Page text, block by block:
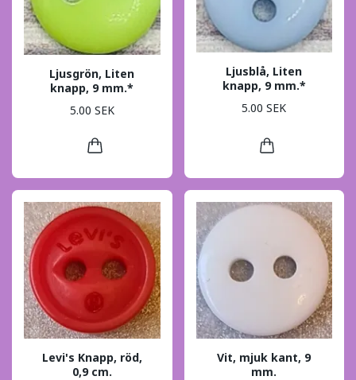
Ljusgrön, Liten
knapp, 9 mm.*
5.00 SEK
Ljusblå, Liten
knapp, 9 mm.*
5.00 SEK
Levi's Knapp, röd,
0,9 cm.
Vit, mjuk kant, 9
mm.